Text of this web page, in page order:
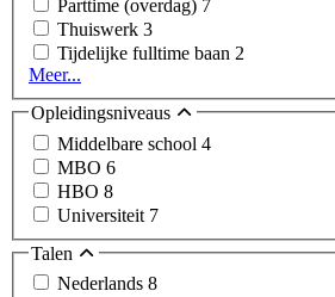
Parttime (overdag) 7
Thuiswerk 3
Tijdelijke fulltime baan 2
Meer...
Opleidingsniveaus
Middelbare school 4
MBO 6
HBO 8
Universiteit 7
Talen
Nederlands 8